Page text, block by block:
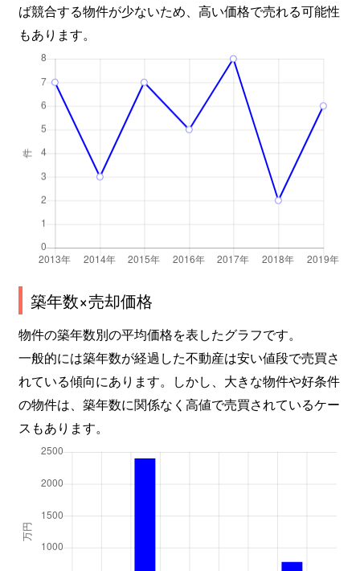
ば競合する物件が少ないため、高い価格で売れる可能性
もあります。
築年数×売却価格
物件の築年数別の平均価格を表したグラフです。
一般的には築年数が経過した不動産は安い値段で売買さ
れている傾向にあります。しかし、大きな物件や好条件
の物件は、築年数に関係なく高値で売買されているケー
スもあります。